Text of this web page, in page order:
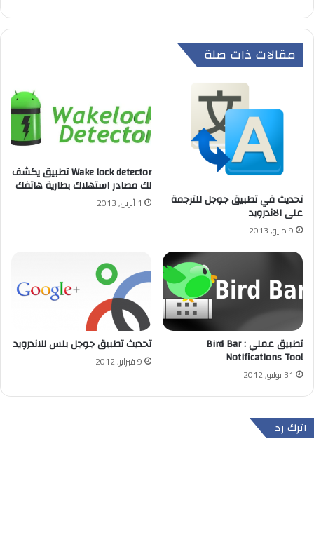
مقالات ذات صلة
تحديث في تطبيق جوجل للترجمة
على الاندرويد
9 مايو, 2013
Wake lock detector تطبيق يكشف
لك مصادر استهلاك بطارية هاتفك
1 أبريل, 2013
تطبيق عملي : Bird Bar
Notifications Tool
31 يوليو, 2012
تحديث تطبيق جوجل بلس للاندرويد
9 فبراير, 2012
اترك رد